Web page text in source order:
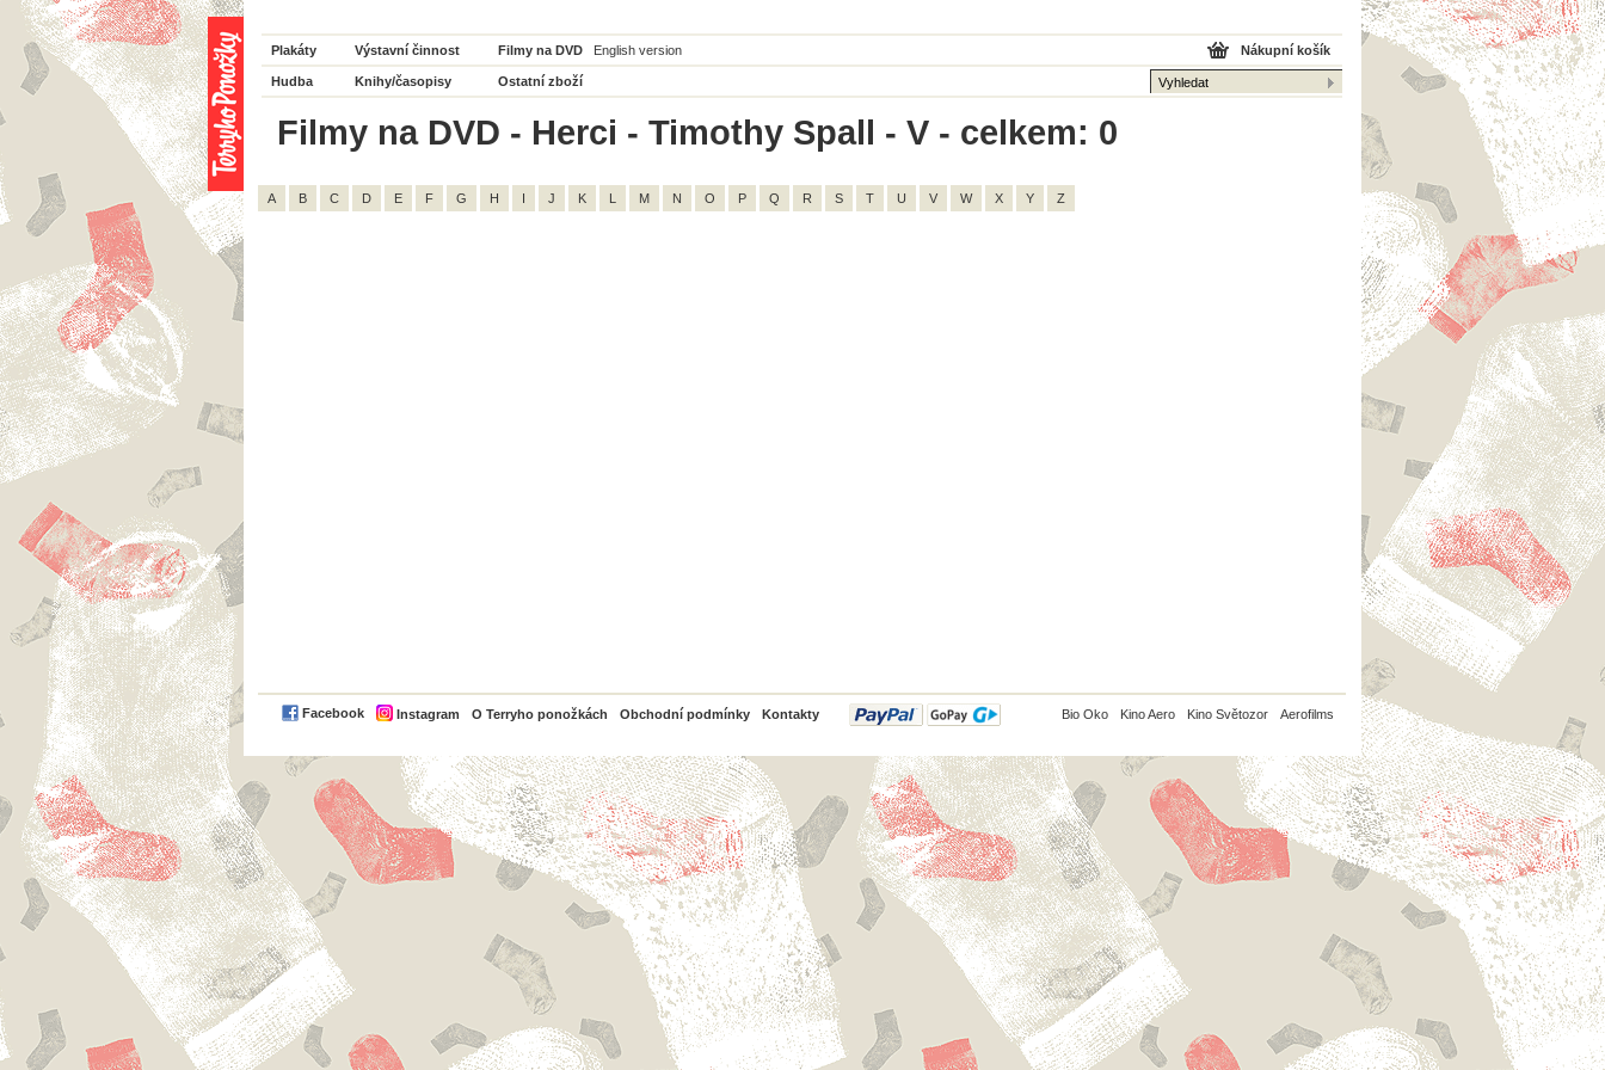
Plakáty Výstavní činnost Filmy na DVD English version
Hudba Knihy/časopisy Ostatní zboží
Nákupní košík
Filmy na DVD - Herci - Timothy Spall - V - celkem: 0
A B C D E F G H I J K L M N O P Q R S T U V W X Y Z
Facebook Instagram O Terryho ponožkách Obchodní podmínky Kontakty
PayPal Bio Oko Kino Aero Kino Světozor Aerofilms